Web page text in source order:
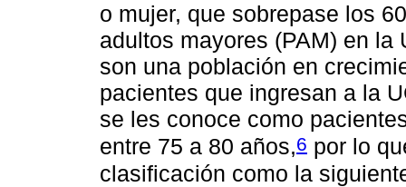
o mujer, que sobrepase los
adultos mayores (PAM) en
son una población en
pacientes que ingresan a la
se les conoce como
entre 75 a 80 años,6 por lo
clasificación como la